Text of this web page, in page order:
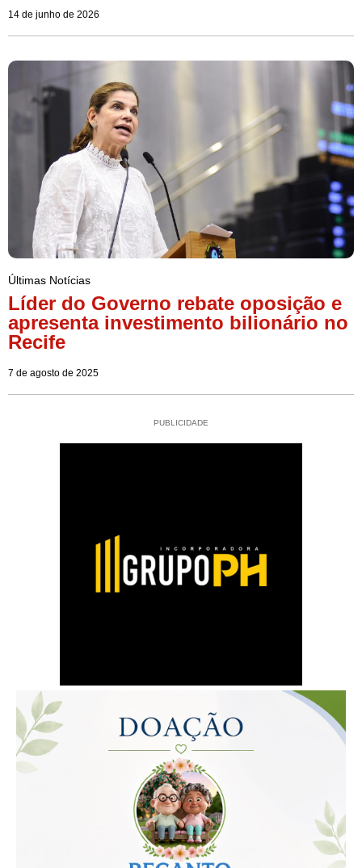
14 de junho de 2026
Últimas Notícias
Líder do Governo rebate oposição e
apresenta investimento bilionário no
Recife
7 de agosto de 2025
PUBLICIDADE